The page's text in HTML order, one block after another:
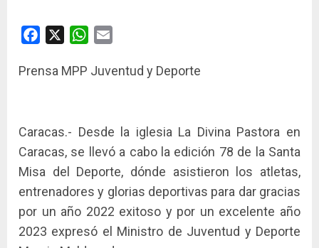
Facebook WhatsApp
Prensa MPP Juventud y Deporte
Caracas.- Desde la iglesia La Divina Pastora en
Caracas, se llevó a cabo la edición 78 de la Santa
Misa del Deporte, dónde asistieron los atletas,
entrenadores y glorias deportivas para dar gracias
por un año 2022 exitoso y por un excelente año
2023 expresó el Ministro de Juventud y Deporte